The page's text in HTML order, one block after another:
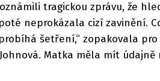
tragickou zprávu, že
neprokázala cizí zavinění.
šetření,“ zopakovala pro
Matka měla mít údajně